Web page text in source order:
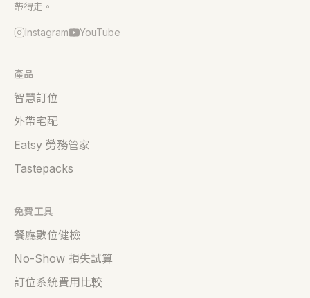
帶得走。
Instagram YouTube
產品
智慧訂位
外帶宅配
Eatsy 勞務管家
Tastepacks
免費工具
餐廳數位健檢
No-Show 損失試算
訂位系統費用比較